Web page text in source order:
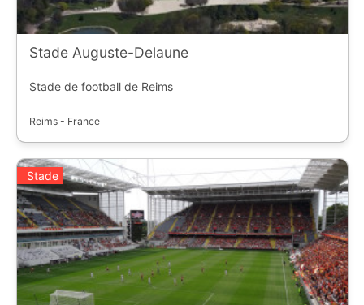
Stade Auguste-Delaune
Stade de football de Reims
Reims - France
Stade